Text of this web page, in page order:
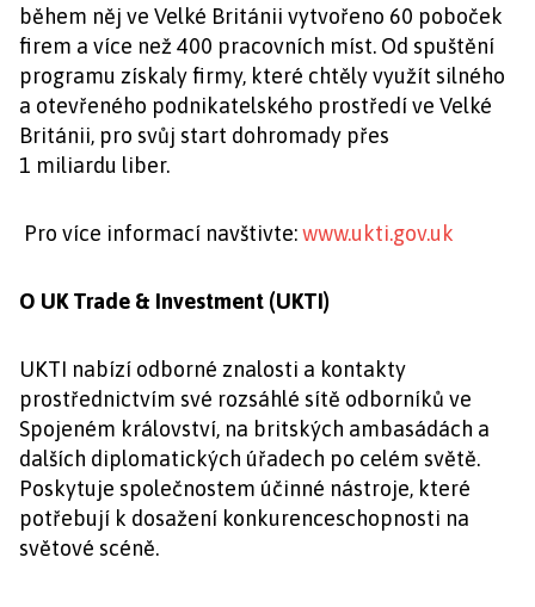
během něj ve Velké Británii vytvořeno 60 poboček
firem a více než 400 pracovních míst. Od spuštění
programu získaly firmy, které chtěly využít silného
a otevřeného podnikatelského prostředí ve Velké
Británii, pro svůj start dohromady přes
1 miliardu liber.
Pro více informací navštivte:www.ukti.gov.uk
O UK Trade & Investment (UKTI)
UKTI nabízí odborné znalosti a kontakty
prostřednictvím své rozsáhlé sítě odborníků ve
Spojeném království, na britských ambasádách a
dalších diplomatických úřadech po celém světě.
Poskytuje společnostem účinné nástroje, které
potřebují k dosažení konkurenceschopnosti na
světové scéně.